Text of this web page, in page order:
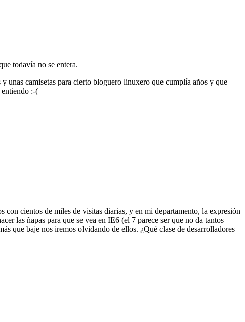
todavía no se entera.
unas camisetas para cierto bloguero linuxero que cumplía años y que
:-(
con cientos de miles de visitas diarias, y en mi departamento, la expresión
las ñapas para que se vea en IE6 (el 7 parece ser que no da tantos
que baje nos iremos olvidando de ellos. ¿Qué clase de desarrolladores